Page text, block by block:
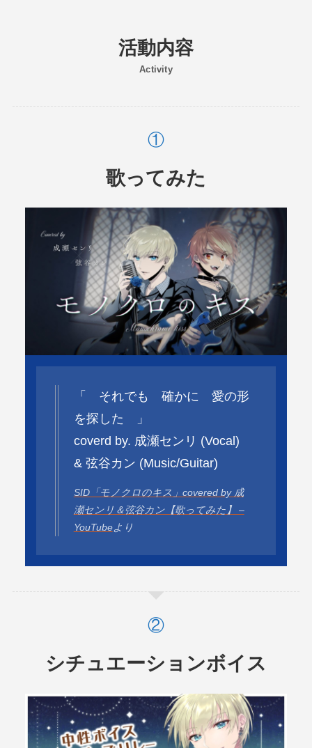
活動内容
Activity
歌ってみた
「 それでも 確かに 愛の形
を探した 」
coverd by. 成瀬センリ (Vocal)
& 弦谷カン (Music/Guitar)
SID「モノクロのキス」covered by 成
瀬センリ＆弦谷カン【歌ってみた】 –
YouTubeより
シチュエーションボイス